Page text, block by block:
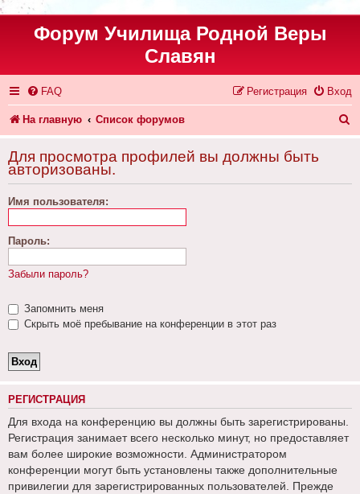
Форум Училища Родной Веры
Славян
FAQ Вход
Регистрация
На главную Список форумов
Для просмотра профилей вы должны быть
авторизованы.
Имя пользователя:
Пароль:
Забыли пароль?
Запомнить меня
Скрыть моё пребывание на конференции в этот раз
РЕГИСТРАЦИЯ
Для входа на конференцию вы должны быть зарегистрированы.
Регистрация занимает всего несколько минут, но предоставляет
вам более широкие возможности. Администратором
конференции могут быть установлены также дополнительные
привилегии для зарегистрированных пользователей. Прежде